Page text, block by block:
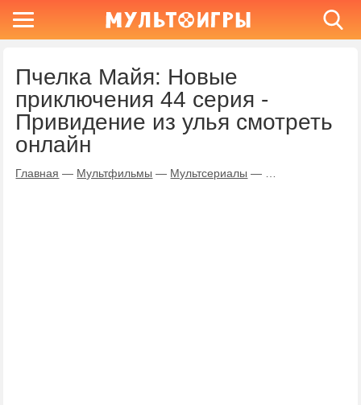
Пчелка Майя: Новые
приключения 44 серия -
Привидение из улья смотреть
онлайн
Главная — Мультфильмы — Мультсериалы —